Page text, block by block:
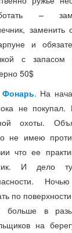
–
заменить
и
с
50$
Фонарь. На
не покупал.
охоты.
не имею
что ее
И дело
по
больше в
на